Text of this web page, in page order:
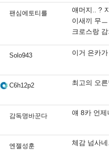
팬심에토티를
얘머지.. ?
이새끼 무
크로스랑
Solo943 이거 은카
C6h12p2 최고의 오
감독명바꾼다 얘 8카 언제
엔젤성훈 체감 넘사